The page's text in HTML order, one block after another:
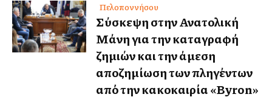
Πελοποννήσου
Σύσκεψη στην Ανατολική
Μάνη για την καταγραφή
ζημιών και την άμεση
αποζημίωση των πληγέντων
από την κακοκαιρία «Byron»